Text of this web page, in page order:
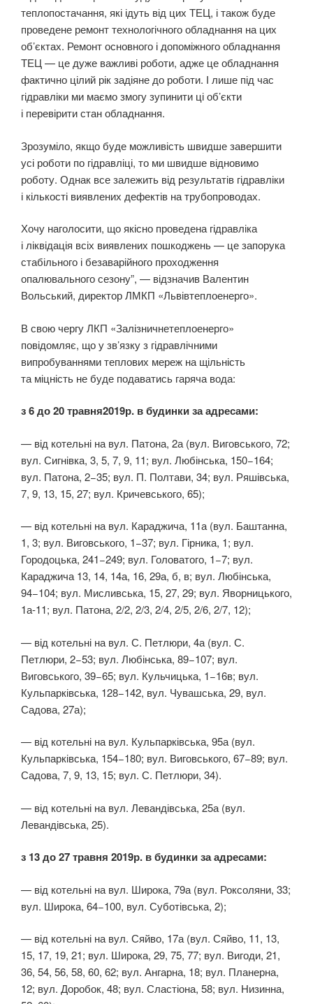
теплопостачання, які ідуть від цих ТЕЦ, і також буде
проведене ремонт технологічного обладнання на цих
об’єктах. Ремонт основного і допоміжного обладнання
ТЕЦ — це дуже важливі роботи, адже це обладнання
фактично цілий рік задіяне до роботи. І лише під час
гідравліки ми маємо змогу зупинити ці об’єкти
і перевірити стан обладнання.
Зрозуміло, якщо буде можливість швидше завершити
усі роботи по гідравліці, то ми швидше відновимо
роботу. Однак все залежить від результатів гідравліки
і кількості виявлених дефектів на трубопроводах.
Хочу наголосити, що якісно проведена гідравліка
і ліквідація всіх виявлених пошкоджень — це запорука
стабільного і безаварійного проходження
опалювального сезону”, — відзначив Валентин
Вольський, директор ЛМКП «Львівтеплоенерго».
В свою чергу ЛКП «Залізничнетеплоенерго»
повідомляє, що у зв’язку з гідравлічними
випробуваннями теплових мереж на щільність
та міцність не буде подаватись гаряча вода:
з 6 до 20 травня2019р. в будинки за адресами:
— від котельні на вул. Патона, 2а (вул. Виговського, 72;
вул. Сигнівка, 3, 5, 7, 9, 11; вул. Любінська, 150−164;
вул. Патона, 2−35; вул. П. Полтави, 34; вул. Ряшівська,
7, 9, 13, 15, 27; вул. Кричевського, 65);
— від котельні на вул. Караджича, 11а (вул. Баштанна,
1, 3; вул. Виговського, 1−37; вул. Гірника, 1; вул.
Городоцька, 241−249; вул. Головатого, 1−7; вул.
Караджича 13, 14, 14а, 16, 29а, б, в; вул. Любінська,
94−104; вул. Мисливська, 15, 27, 29; вул. Яворницького,
1а-11; вул. Патона, 2/2, 2/3, 2/4, 2/5, 2/6, 2/7, 12);
— від котельні на вул. С. Петлюри, 4а (вул. С.
Петлюри, 2−53; вул. Любінська, 89−107; вул.
Виговського, 39−65; вул. Кульчицька, 1−16в; вул.
Кульпарківська, 128−142, вул. Чувашська, 29, вул.
Садова, 27а);
— від котельні на вул. Кульпарківська, 95а (вул.
Кульпарківська, 154−180; вул. Виговського, 67−89; вул.
Садова, 7, 9, 13, 15; вул. С. Петлюри, 34).
— від котельні на вул. Левандівська, 25а (вул.
Левандівська, 25).
з 13 до 27 травня 2019р. в будинки за адресами:
— від котельні на вул. Широка, 79а (вул. Роксоляни, 33;
вул. Широка, 64−100, вул. Суботівська, 2);
— від котельні на вул. Сяйво, 17а (вул. Сяйво, 11, 13,
15, 17, 19, 21; вул. Широка, 29, 75, 77; вул. Вигоди, 21,
36, 54, 56, 58, 60, 62; вул. Ангарна, 18; вул. Планерна,
12; вул. Доробок, 48; вул. Сластіона, 58; вул. Низинна,